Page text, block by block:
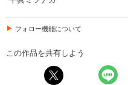
フォロー機能について
この作品を共有しよう